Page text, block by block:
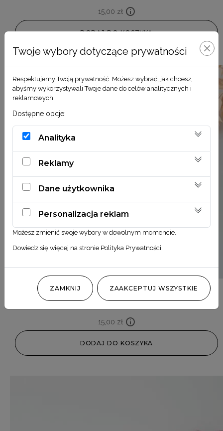
15,00 zł
DODAJ DO KOSZYKA
Ruscus morelowy
15,00 zł
DODAJ DO KOSZYKA
Twoje wybory dotyczące prywatności
Respektujemy Twoją prywatność. Możesz wybrać, jak chcesz,
abyśmy wykorzystywali Twoje dane do celów analitycznych i
reklamowych.
Dostępne opcje:
Analityka
Reklamy
Dane użytkownika
Personalizacja reklam
Możesz zmienić swoje wybory w dowolnym momencie.
Dowiedz się więcej na stronie Polityka Prywatności.
ZAMKNIJ ZAAKCEPTUJ WSZYSTKIE